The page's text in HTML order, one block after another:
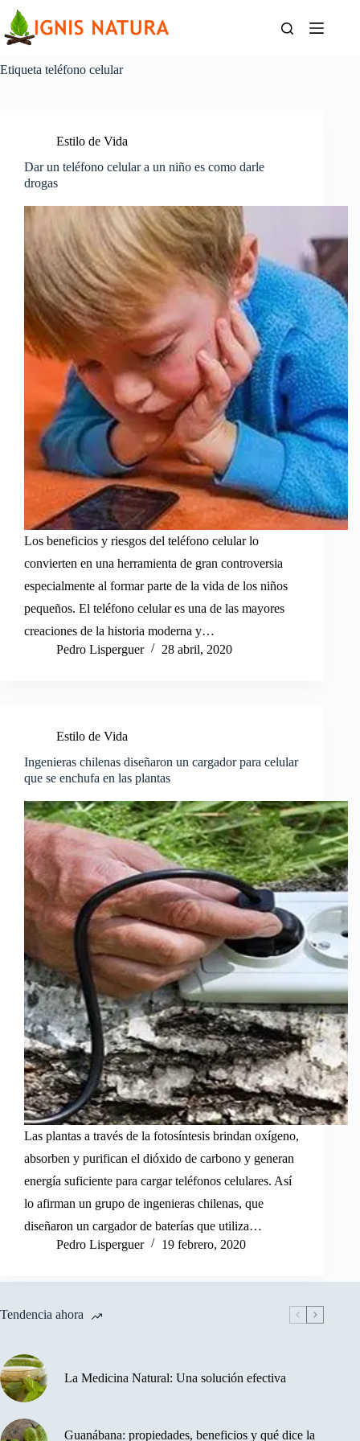
contenido
Etiqueta teléfono celular
Estilo de Vida
Dar un teléfono celular a un niño es como darle
drogas
Los beneficios y riesgos del teléfono celular lo
convierten en una herramienta de gran controversia
especialmente al formar parte de la vida de los niños
pequeños. El teléfono celular es una de las mayores
creaciones de la historia moderna y…
Pedro Lisperguer
28 abril, 2020
Estilo de Vida
Ingenieras chilenas diseñaron un cargador para celular
que se enchufa en las plantas
Las plantas a través de la fotosíntesis brindan oxígeno,
absorben y purifican el dióxido de carbono y generan
energía suficiente para cargar teléfonos celulares. Así
lo afirman un grupo de ingenieras chilenas, que
diseñaron un cargador de baterías que utiliza…
Pedro Lisperguer
19 febrero, 2020
Tendencia ahora
La Medicina Natural: Una solución efectiva
Guanábana: propiedades, beneficios y qué dice la